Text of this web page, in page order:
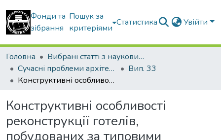
Фонди та
зібрання
Пошук за
критеріями
Статистика Увійти
Головна
Вибрані статті з наукових збірників КНУБА
Сучасні проблеми архітектури та містобудування
Вип. 33
Конструктивні особливості реконструкції готелів, побудованих за типовими проектами
Конструктивні особливості
реконструкції готелів,
побудованих за типовими